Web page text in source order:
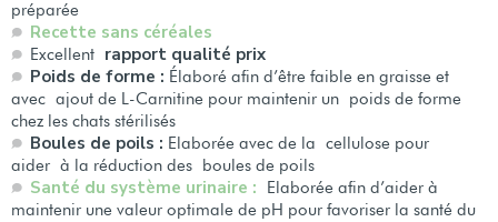
préparée
Recette sans céréales
Excellent rapport qualité prix
Poids de forme : Élaboré afin d’être faible en graisse et
avec ajout de L-Carnitine pour maintenir un poids de forme
chez les chats stérilisés
Boules de poils : Elaborée avec de la cellulose pour
aider à la réduction des boules de poils
Santé du système urinaire : Elaborée afin d’aider à
maintenir une valeur optimale de pH pour favoriser la santé du